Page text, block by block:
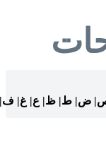
| ض| ط| ظ| ع| غ| ف